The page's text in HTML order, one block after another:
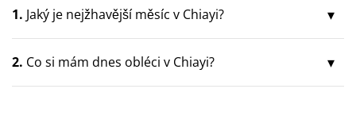
1. Jaký je nejžhavější měsíc v Chiayi?
2. Co si mám dnes obléci v Chiayi?